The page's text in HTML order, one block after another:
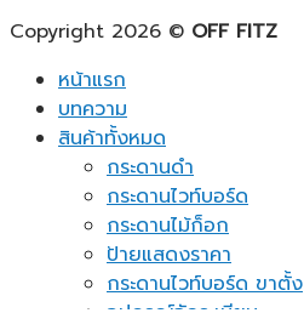
Copyright 2026 © OFF FITZ
หน้าแรก
บทความ
สินค้าทั้งหมด
กระดานดำ
กระดานไวท์บอร์ด
กระดานไม้ก็อก
ป้ายแสดงราคา
กระดานไวท์บอร์ด ขาตั้ง
อุปกรณ์จัดระเบียบ